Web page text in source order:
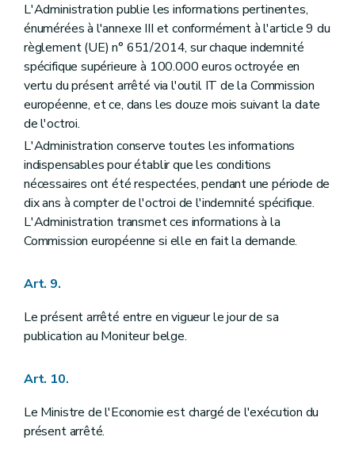
L'Administration publie les informations pertinentes,
énumérées à l'annexe III et conformément à l'article 9 du
règlement (UE) n° 651/2014, sur chaque indemnité
spécifique supérieure à 100.000 euros octroyée en
vertu du présent arrêté via l'outil IT de la Commission
européenne, et ce, dans les douze mois suivant la date
de l'octroi.
L'Administration conserve toutes les informations
indispensables pour établir que les conditions
nécessaires ont été respectées, pendant une période de
dix ans à compter de l'octroi de l'indemnité spécifique.
L'Administration transmet ces informations à la
Commission européenne si elle en fait la demande.
Art. 9.
Le présent arrêté entre en vigueur le jour de sa
publication au Moniteur belge.
Art. 10.
Le Ministre de l'Economie est chargé de l'exécution du
présent arrêté.